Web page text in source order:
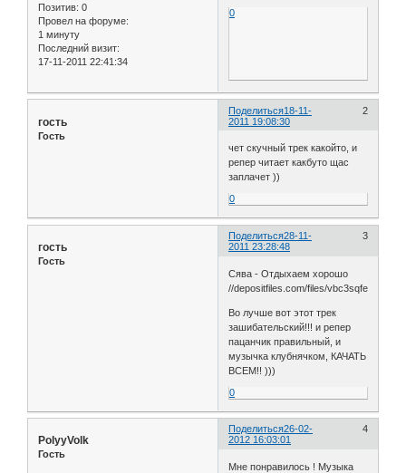
Позитив: 0
Провел на форуме:
1 минуту
Последний визит:
17-11-2011 22:41:34
0
Поделиться 2
18-11-
2011 19:08:30
гoсть
Гость
чет скучный трек какойто, и
репер читает какбуто щас
заплачет ))
0
Поделиться 3
28-11-
2011 23:28:48
гoсть
Гость
Сява - Отдыхаем хорошо
//depositfiles.com/files/vbc3sqfe7
Во лучше вот этот трек
зашибательский!!! и репер
пацанчик правильный, и
музычка клубнячком, КАЧАТЬ
ВСЕМ!! )))
0
Поделиться 4
26-02-
2012 16:03:01
PolyyVolk
Гость
Мне понравилось ! Музыка